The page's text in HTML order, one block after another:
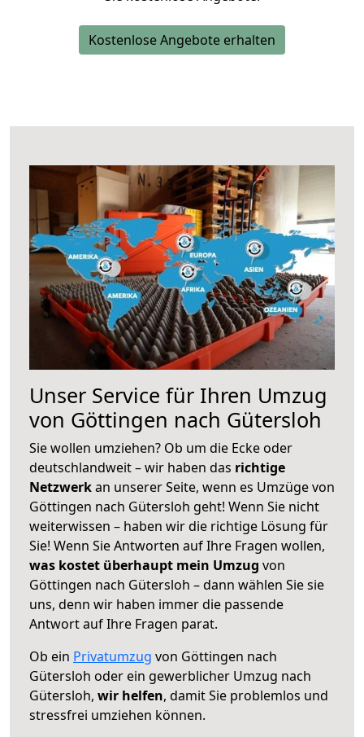
Kostenlose Angebote erhalten
Unser Service für Ihren Umzug
von Göttingen nach Gütersloh
Sie wollen umziehen? Ob um die Ecke oder
deutschlandweit – wir haben das richtige
Netzwerkan unserer Seite, wenn es Umzüge von
Göttingen nach Gütersloh geht! Wenn Sie nicht
weiterwissen – haben wir die richtige Lösung für
Sie! Wenn Sie Antworten auf Ihre Fragen wollen,
was kostet überhaupt mein Umzug von
Göttingen nach Gütersloh – dann wählen Sie sie
uns, denn wir haben immer die passende
Antwort auf Ihre Fragen parat.
Ob ein Privatumzug von Göttingen nach
Gütersloh oder ein gewerblicher Umzug nach
Gütersloh, wir helfen, damit Sie problemlos und
stressfrei umziehen können.